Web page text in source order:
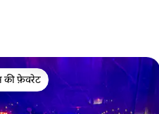
टॉप फ़ेवरेट
की फ़ेवरेट